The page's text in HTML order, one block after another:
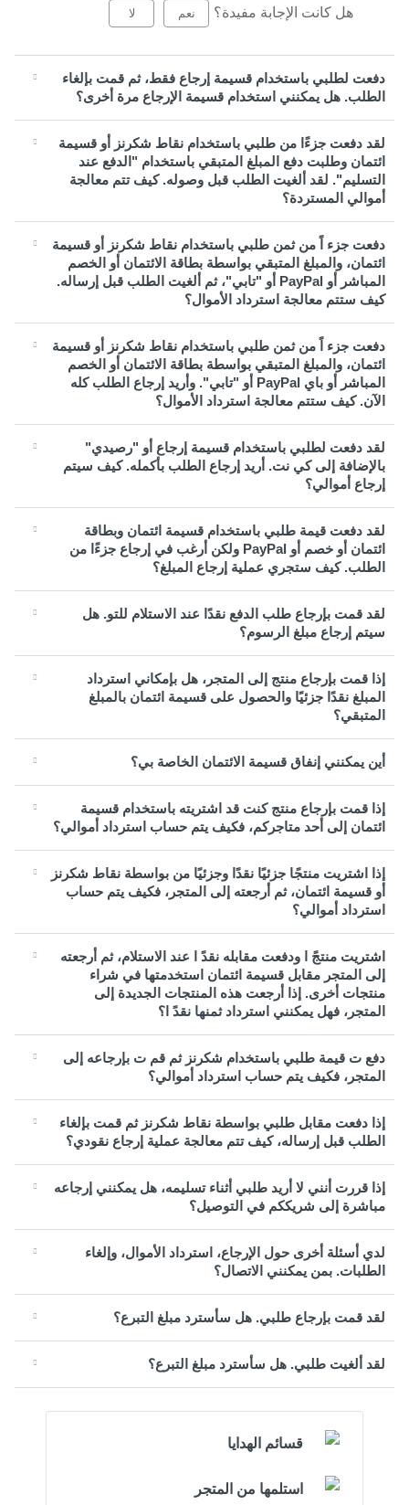
هل كانت الإجابة مفيدة؟ نعم لا
دفعت لطلبي باستخدام قسيمة إرجاع فقط، ثم قمت بإلغاء
الطلب. هل يمكنني استخدام قسيمة الإرجاع مرة أخرى؟
لقد دفعت جزءًا من طلبي باستخدام نقاط شكرنز أو قسيمة
ائتمان وطلبت دفع المبلغ المتبقي باستخدام "الدفع عند
التسليم". لقد ألغيت الطلب قبل وصوله. كيف تتم معالجة
أموالي المستردة؟
دفعت جزء اً من ثمن طلبي باستخدام نقاط شكرنز أو قسيمة
ائتمان، والمبلغ المتبقي بواسطة بطاقة الائتمان أو الخصم
المباشر أو PayPal أو "تابي"، ثم ألغيت الطلب قبل إرساله.
كيف ستتم معالجة استرداد الأموال؟
دفعت جزء اً من ثمن طلبي باستخدام نقاط شكرنز أو قسيمة
ائتمان، والمبلغ المتبقي بواسطة بطاقة الائتمان أو الخصم
المباشر أو باي PayPal أو "تابي". وأريد إرجاع الطلب كله
الآن. كيف ستتم معالجة استرداد الأموال؟
لقد دفعت لطلبي باستخدام قسيمة إرجاع أو "رصيدي"
بالإضافة إلى كي نت. أريد إرجاع الطلب بأكمله. كيف سيتم
إرجاع أموالي؟
لقد دفعت قيمة طلبي باستخدام قسيمة ائتمان وبطاقة
ائتمان أو خصم أو PayPal ولكن أرغب في إرجاع جزءًا من
الطلب. كيف ستجري عملية إرجاع المبلغ؟
لقد قمت بإرجاع طلب الدفع نقدًا عند الاستلام للتو. هل
سيتم إرجاع مبلغ الرسوم؟
إذا قمت بإرجاع منتج إلى المتجر، هل بإمكاني استرداد
المبلغ نقدًا جزئيًا والحصول على قسيمة ائتمان بالمبلغ
المتبقي؟
أين يمكنني إنفاق قسيمة الائتمان الخاصة بي؟
إذا قمت بإرجاع منتج كنت قد اشتريته باستخدام قسيمة
ائتمان إلى أحد متاجركم، فكيف يتم حساب استرداد أموالي؟
إذا اشتريت منتجًا جزئيًا نقدًا وجزئيًا من بواسطة نقاط شكرنز
أو قسيمة ائتمان، ثم أرجعته إلى المتجر، فكيف يتم حساب
استرداد أموالي؟
اشتريت منتجً ا ودفعت مقابله نقدً ا عند الاستلام، ثم أرجعته
إلى المتجر مقابل قسيمة ائتمان استخدمتها في شراء
منتجات أخرى. إذا أرجعت هذه المنتجات الجديدة إلى
المتجر، فهل يمكنني استرداد ثمنها نقدً ا؟
دفع ت قيمة طلبي باستخدام شكرنز ثم قم ت بإرجاعه إلى
المتجر، فكيف يتم حساب استرداد أموالي؟
إذا دفعت مقابل طلبي بواسطة نقاط شكرنز ثم قمت بإلغاء
الطلب قبل إرساله، كيف تتم معالجة عملية إرجاع نقودي؟
إذا قررت أنني لا أريد طلبي أثناء تسليمه، هل يمكنني إرجاعه
مباشرة إلى شريككم في التوصيل؟
لدي أسئلة أخرى حول الإرجاع، استرداد الأموال، وإلغاء
الطلبات. بمن يمكنني الاتصال؟
لقد قمت بإرجاع طلبي. هل سأسترد مبلغ التبرع؟
لقد ألغيت طلبي. هل سأسترد مبلغ التبرع؟
قسائم الهدايا
استلمها من المتجر